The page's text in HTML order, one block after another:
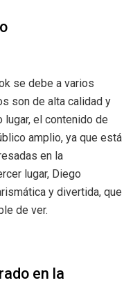
se debe a varios
son de alta calidad y
lugar, el contenido de
amplio, ya que está
en la
lugar, Diego
y divertida, que
de ver.
en la